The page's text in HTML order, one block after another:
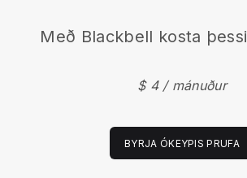
Með Blackbell kosta
$ 4 / mánuður
BYRJA ÓKEYPIS PRUFA